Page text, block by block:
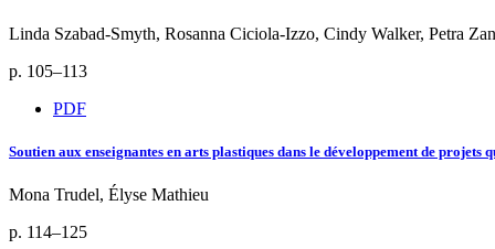
Linda Szabad-Smyth, Rosanna Ciciola-Izzo, Cindy Walker, Petra
p. 105–113
PDF
Soutien aux enseignantes en arts plastiques dans le développement de
Mona Trudel, Élyse Mathieu
p. 114–125